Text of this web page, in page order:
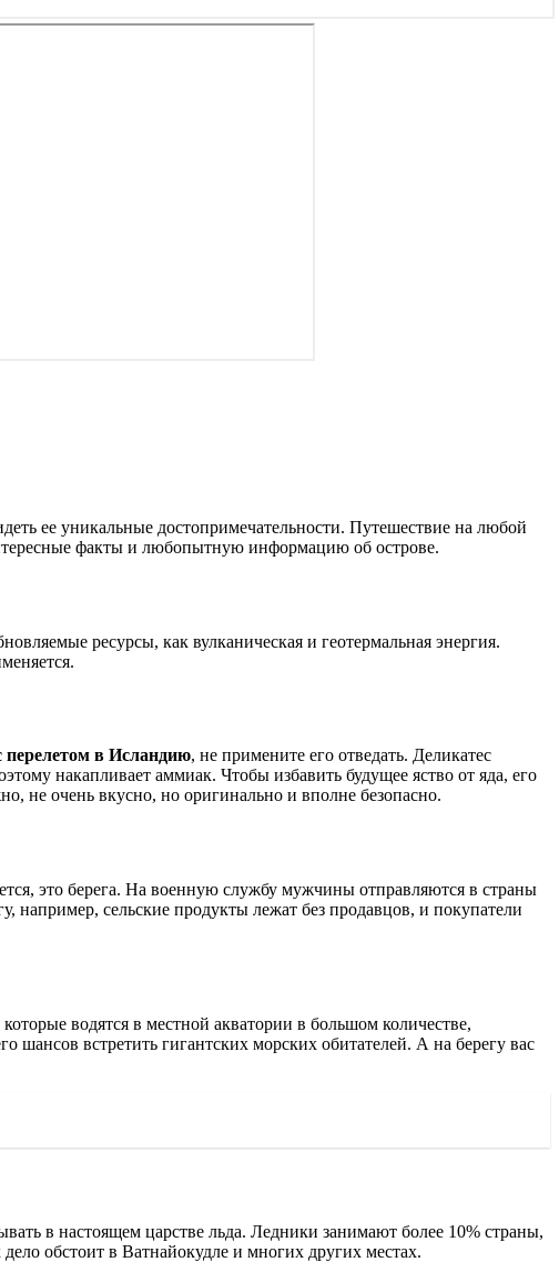
ее уникальные достопримечательности. Путешествие на любой
факты и любопытную информацию об острове.
ресурсы, как вулканическая и геотермальная энергия.
перелетом в Исландию, не примените его отведать. Деликатес
накапливает аммиак. Чтобы избавить будущее яство от яда, его
не очень вкусно, но оригинально и вполне безопасно.
это берега. На военную службу мужчины отправляются в страны
например, сельские продукты лежат без продавцов, и покупатели
водятся в местной акватории в большом количестве,
шансов встретить гигантских морских обитателей. А на берегу вас
в настоящем царстве льда. Ледники занимают более 10% страны,
обстоит в Ватнайокудле и многих других местах.